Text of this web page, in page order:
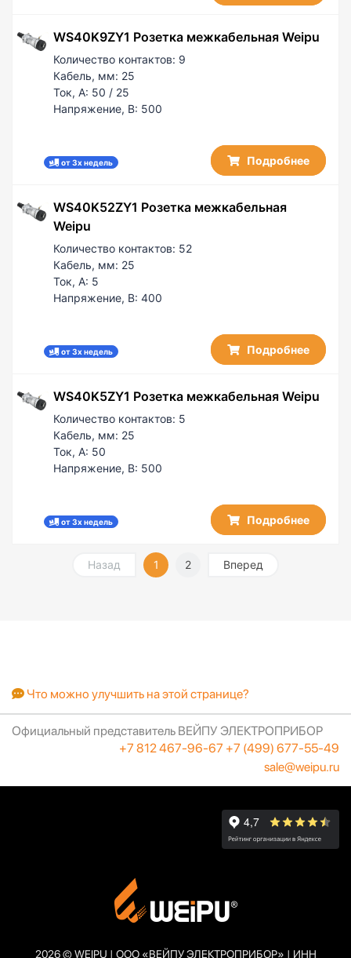
WS40K9ZY1 Розетка межкабельная Weipu
Количество контактов: 9
Кабель, мм: 25
Ток, А: 50 / 25
Напряжение, В: 500
от 3х недель Подробнее
WS40K52ZY1 Розетка межкабельная
Weipu
Количество контактов: 52
Кабель, мм: 25
Ток, А: 5
Напряжение, В: 400
от 3х недель Подробнее
WS40K5ZY1 Розетка межкабельная Weipu
Количество контактов: 5
Кабель, мм: 25
Ток, А: 50
Напряжение, В: 500
от 3х недель Подробнее
Назад 1 2 Вперед
Что можно улучшить на этой странице?
Официальный представитель ВЕЙПУ ЭЛЕКТРОПРИБОР
+7 812 467-96-67 +7 (499) 677-55-49
sale@weipu.ru
2026 © WEIPU | ООО «ВЕЙПУ ЭЛЕКТРОПРИБОР» | ИНН